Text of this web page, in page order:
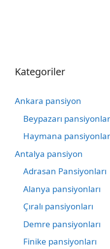
Kategoriler
Ankara pansiyon
Beypazarı
Haymana
Antalya pansiyon
Adrasan Pansiyonları
Alanya pansiyonları
Çıralı pansiyonları
Demre pansiyonları
Finike pansiyonları